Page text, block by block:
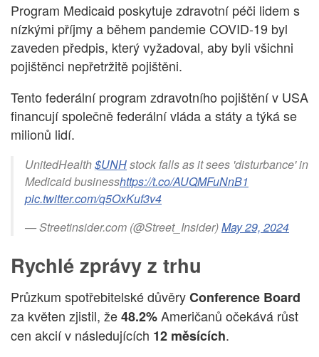
Program Medicaid poskytuje zdravotní péči lidem s
nízkými příjmy a během pandemie COVID-19 byl
zaveden předpis, který vyžadoval, aby byli všichni
pojištěnci nepřetržitě pojištěni.
Tento federální program zdravotního pojištění v USA
financují společně federální vláda a státy a týká se
milionů lidí.
UnitedHealth$UNHstock falls as it sees 'disturbance' in
Medicaid businesshttps://t.co/AUQMFuNnB1
pic.twitter.com/q5OxKuf3v4
— Streetinsider.com (@Street_Insider)May 29, 2024
Rychlé zprávy z trhu
Průzkum spotřebitelské důvěryConference Board
za květen zjistil, že48.2%Američanů očekává růst
cen akcií v následujících 12 měsících.